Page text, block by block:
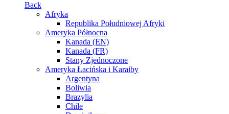
Back
Afryka
Republika Południowej Afryki
Ameryka Północna
Kanada (EN)
Kanada (FR)
Stany Zjednoczone
Ameryka Łacińska i Karaiby
Argentyna
Boliwia
Brazylia
Chile